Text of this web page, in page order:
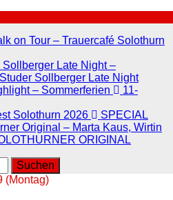
on Tour – Trauercafé Solothurn
Sollberger Late Night –
Studer Sollberger Late Night
– Sommerferien
11-
Solothurn 2026
SPECIAL
Original – Marta Kaus, Wirtin
ORIGINAL
(Montag)